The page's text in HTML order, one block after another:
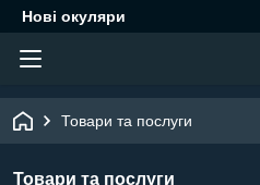
Нові окуляри
Товари та послуги
Товари та послуги